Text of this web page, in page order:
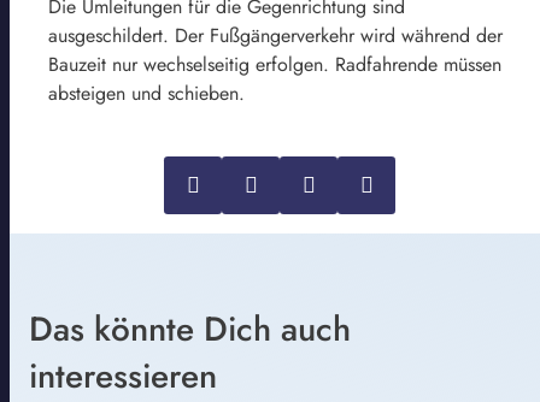
Die Umleitungen für die Gegenrichtung sind
ausgeschildert. Der Fußgängerverkehr wird während der
Bauzeit nur wechselseitig erfolgen. Radfahrende müssen
absteigen und schieben.
Das könnte Dich auch
interessieren